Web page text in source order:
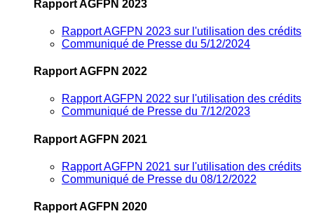
Rapport AGFPN 2023
Rapport AGFPN 2023 sur l'utilisation des crédits
Communiqué de Presse du 5/12/2024
Rapport AGFPN 2022
Rapport AGFPN 2022 sur l'utilisation des crédits
Communiqué de Presse du 7/12/2023
Rapport AGFPN 2021
Rapport AGFPN 2021 sur l'utilisation des crédits
Communiqué de Presse du 08/12/2022
Rapport AGFPN 2020